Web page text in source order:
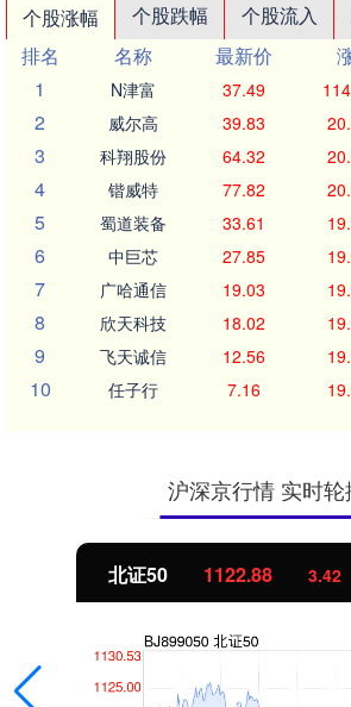
个股涨幅 个股跌幅 个股流入
排名
名称 最新价
1
N津富 37.49
2 威尔高 39.83
3 科翔股份 64.32
4 锴威特 77.82
5 蜀道装备 33.61
6 中巨芯 27.85
7 广哈通信 19.03
8 欣天科技 18.02
9 飞天诚信 12.56
10 任子行 7.16
沪深京行情 实时轮
北证50 1122.88 3.42